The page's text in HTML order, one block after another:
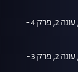
שאטו עין כרם, עונה 2, פרק 4 -
שאטו עין כרם, עונה 2, פרק 3 -